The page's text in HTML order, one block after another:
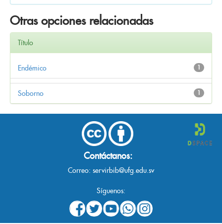
Otras opciones relacionadas
Título
1
Endémico
1
Soborno
Contáctanos:
Correo: servirbib@ufg.edu.sv
Síguenos: